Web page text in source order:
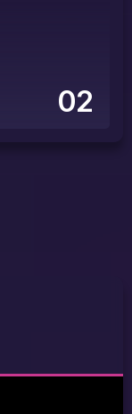
02